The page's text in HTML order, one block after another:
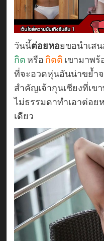
วันนี้ต่อยหอยขอนำเส
กิต หรือ กิตติ เขามาพร้
ที่จะอวดหุ่นอันน่าขย้ำ
สำคัญเจ้ากุนเชียงที่เข
ไม่ธรรมดาทำเอาต่อย
เดียว